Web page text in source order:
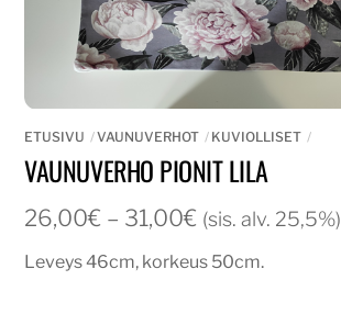
ETUSIVU VAUNUVERHOT KUVIOLLISET
VAUNUVERHO PIONIT LILA
26,00€ – 31,00€ Hintaluokka:
-
(sis. alv. 25,5%)
Leveys 46cm, korkeus 50cm.